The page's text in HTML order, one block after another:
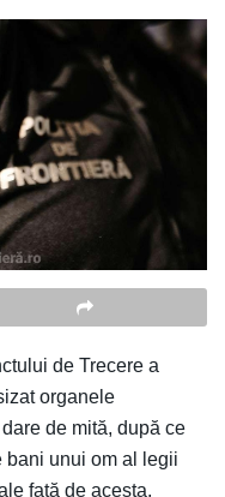
de Trecere a
organele
de mită, după ce
bani unui om al legii
față de acesta.